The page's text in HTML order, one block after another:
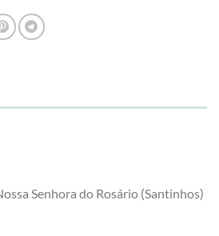
Senhora do Rosário (Santinhos)